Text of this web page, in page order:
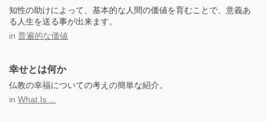
知性の助けによって、基本的な人間の価値を育むことで、意義あ
る人生を送る事が出来ます。
in 普遍的な価値
幸せとは何か
仏教の幸福についての考えの簡単な紹介。
in What Is ...